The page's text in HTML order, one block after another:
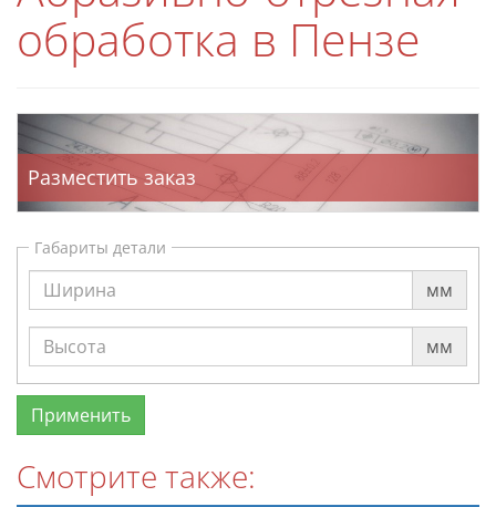
обработка в Пензе
Разместить заказ
Габариты детали
мм
мм
Смотрите также: